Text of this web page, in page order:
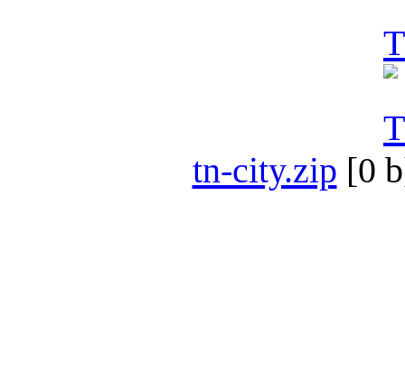
tn-city.zip [0